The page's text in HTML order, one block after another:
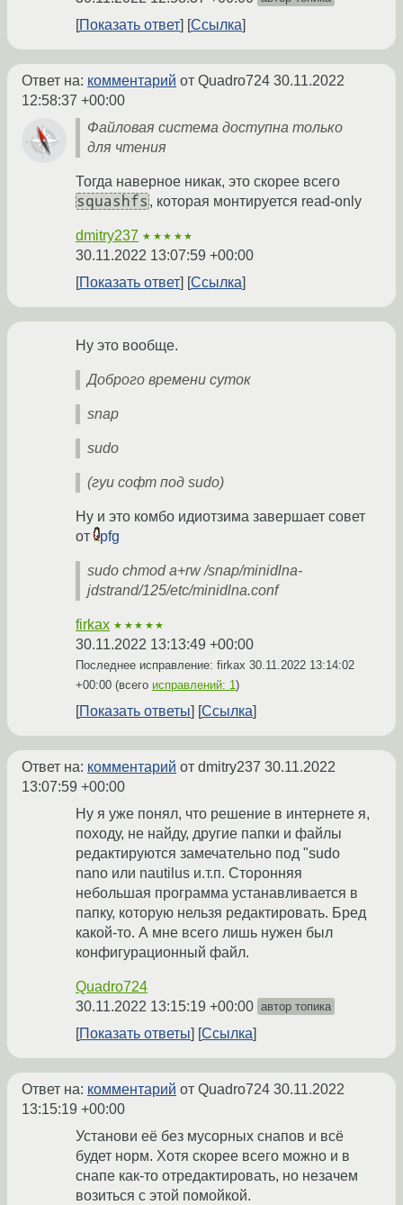
Показать ответ Ссылка
Ответ на: комментарий от Quadro724 30.11.2022
12:58:37 +00:00
Файловая система доступна только
для чтения
Тогда наверное никак, это скорее всего
squashfs , которая монтируется read-only
dmitry237 ★★★★★
30.11.2022 13:07:59 +00:00
Показать ответ
Ссылка
Ну это вообще.
Доброго времени суток
snap
sudo
(гуи софт под sudo)
Ну и это комбо идиотзима завершает совет
от
pfg
sudo chmod a+rw /snap/minidlna-
jdstrand/125/etc/minidlna.conf
firkax ★★★★★
30.11.2022 13:13:49 +00:00
Последнее исправление: firkax 30.11.2022 13:14:02
+00:00 (всего исправлений: 1)
Показать ответы Ссылка
Ответ на: комментарий от dmitry237 30.11.2022
13:07:59 +00:00
Ну я уже понял, что решение в интернете я,
походу, не найду, другие папки и файлы
редактируются замечательно под "sudo
nano или nautilus и.т.п. Сторонняя
небольшая программа устанавливается в
папку, которую нельзя редактировать. Бред
какой-то. А мне всего лишь нужен был
конфигурационный файл.
Quadro724
30.11.2022 13:15:19 +00:00 автор топика
Показать ответы Ссылка
Ответ на: комментарий от Quadro724 30.11.2022
13:15:19 +00:00
Установи её без мусорных снапов и всё
будет норм. Хотя скорее всего можно и в
снапе как-то отредактировать, но незачем
возиться с этой помойкой.